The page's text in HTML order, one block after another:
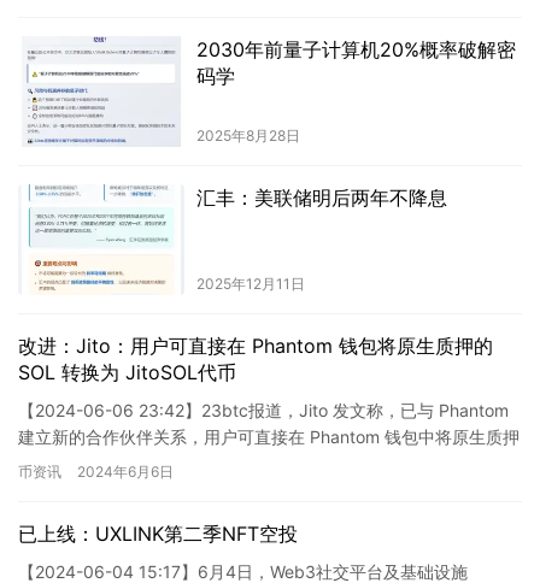
2030年前量子计算机20%概率破解密
码学
2025年8月28日
汇丰：美联储明后两年不降息
2025年12月11日
改进：Jito：用户可直接在 Phantom 钱包将原生质押的
SOL 转换为 JitoSOL代币
【2024-06-06 23:42】23btc报道，Jito 发文称，已与 Phantom
建立新的合作伙伴关系，用户可直接在 Phantom 钱包中将原生质押
的 SOL 转换为 …
币资讯 2024年6月6日
已上线：UXLINK第二季NFT空投
【2024-06-04 15:17】6月4日，Web3社交平台及基础设施